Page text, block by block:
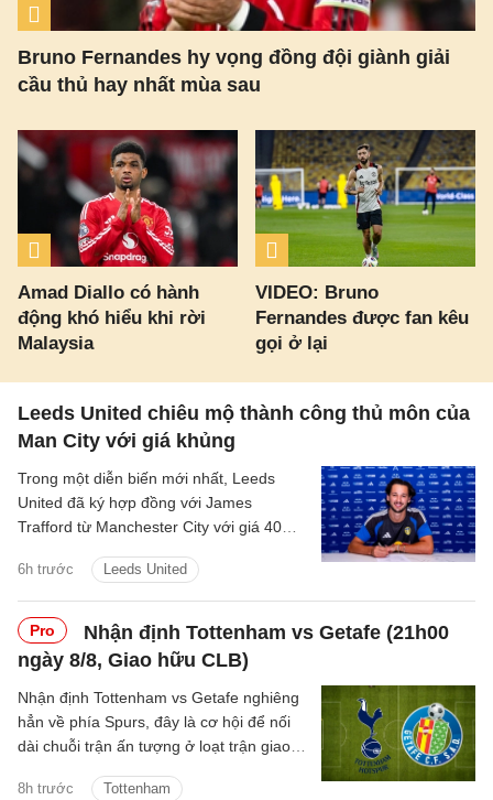
Bruno Fernandes hy vọng đồng đội giành giải
cầu thủ hay nhất mùa sau
Amad Diallo có hành
động khó hiểu khi rời
Malaysia
VIDEO: Bruno
Fernandes được fan kêu
gọi ở lại
Leeds United chiêu mộ thành công thủ môn của
Man City với giá khủng
6h trước Leeds United
Trong một diễn biến mới nhất, Leeds
United đã ký hợp đồng với James
Trafford từ Manchester City với giá 40
sung.
Pro
Nhận định Tottenham vs Getafe (21h00
ngày 8/8, Giao hữu CLB)
8h trước Tottenham
Nhận định Tottenham vs Getafe nghiêng
hẳn về phía Spurs, đây là cơ hội để nối
dài chuỗi trận ấn tượng ở loạt trận giao